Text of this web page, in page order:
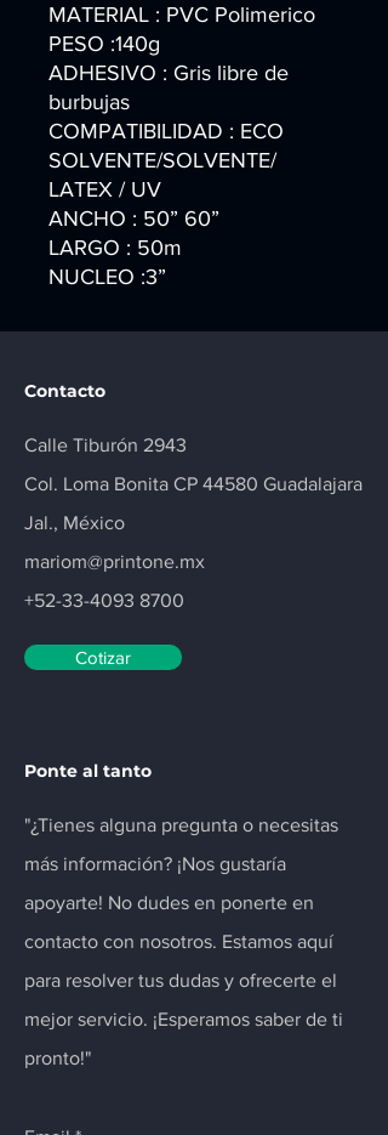
MATERIAL : PVC Polimerico
PESO :140g
ADHESIVO : Gris libre de
burbujas
COMPATIBILIDAD : ECO
SOLVENTE/SOLVENTE/
LATEX / UV
ANCHO : 50” 60”
LARGO : 50m
NUCLEO :3”
Contacto
Calle Tiburón 2943
Col. Loma Bonita CP 44580 Guadalajara
Jal., México
mariom@printone.mx
+52-33-4093 8700
Cotizar
Ponte al tanto
"¿Tienes alguna pregunta o necesitas
más información? ¡Nos gustaría
apoyarte! No dudes en ponerte en
contacto con nosotros. Estamos aquí
para resolver tus dudas y ofrecerte el
mejor servicio. ¡Esperamos saber de ti
pronto!"